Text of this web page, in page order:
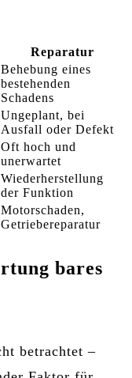
Reparatur
Behebung eines
bestehenden
Schadens
Ungeplant, bei
Ausfall oder Defekt
Oft hoch und
unerwartet
Wiederherstellung
der Funktion
Motorschaden,
Getriebereparatur
bares
betrachtet –